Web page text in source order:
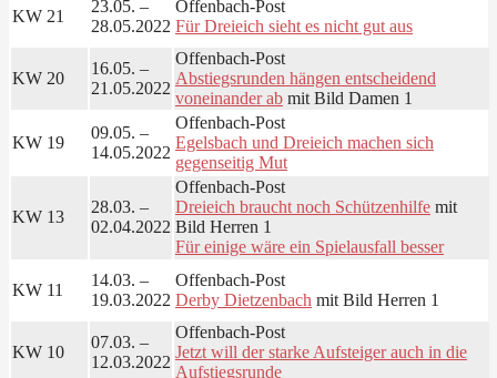
KW 21
23.05. –
28.05.2022
Offenbach-Post
Für Dreieich sieht es nicht gut aus
KW 20
16.05. –
21.05.2022
Offenbach-Post
Abstiegsrunden hängen entscheidend
voneinander ab mit Bild Damen 1
KW 19
09.05. –
14.05.2022
Offenbach-Post
Egelsbach und Dreieich machen sich
gegenseitig Mut
KW 13
28.03. –
02.04.2022
Offenbach-Post
Dreieich braucht noch Schützenhilfe mit
Bild Herren 1
Für einige wäre ein Spielausfall besser
KW 11
14.03. –
19.03.2022
Offenbach-Post
Derby Dietzenbach mit Bild Herren 1
KW 10
07.03. –
12.03.2022
Offenbach-Post
Jetzt will der starke Aufsteiger auch in die
Aufstiegsrunde